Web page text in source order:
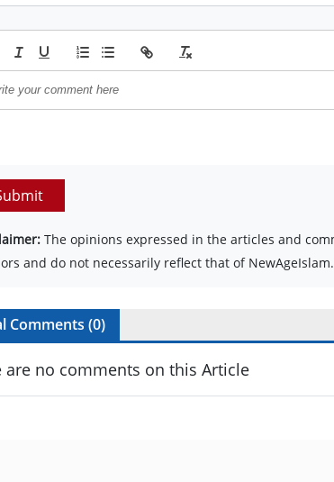
The opinions expressed in the articles and
and do not necessarily reflect that of
Comments (0)
are no comments on this Article